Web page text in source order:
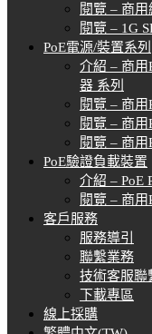
閱覽 – 商
閱覽 – 1G
PoE電源/裝置系列
介紹 – 商用
器 系列
閱覽 – 商用
閱覽 – 商用
閱覽 – 商用
PoE驗證負載裝置
介紹 – PoE
閱覽 – 商
客戶服務
服務導引
聯繫業務
技術客服聯
下載專區
線上採購